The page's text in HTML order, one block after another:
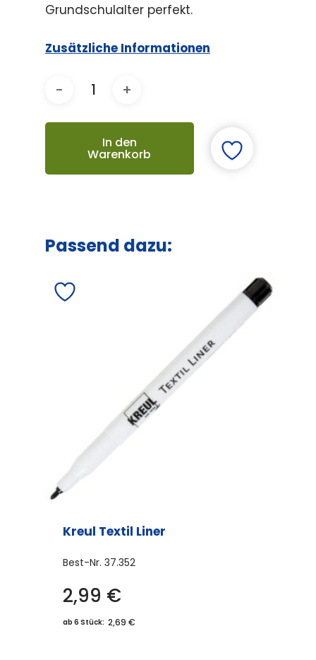
Grundschulalter perfekt.
Zusätzliche Informationen
In den
Warenkorb
Passend dazu:
Kreul Textil Liner
Best-Nr. 37.352
2,99 €
ab 6 Stück: 2,69 €